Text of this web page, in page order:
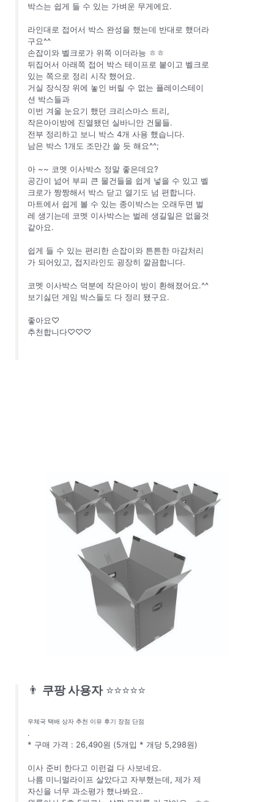
박스는 쉽게 들 수 있는 가벼운 무게에요.
라인대로 접어서 박스 완성을 했는데 반대로 했더라
구요^^
손잡이와 벨크로가 위쪽 이더라능 ㅎㅎ
뒤집어서 아래쪽 접어 박스 테이프로 붙이고 벨크로
있는 쪽으로 정리 시작 했어요.
거실 장식장 위에 놓인 버릴 수 없는 플레이스테이
션 박스들과
이번 겨울 눈요기 했던 크리스마스 트리,
작은아이방에 진열됐던 실바니안 건물들.
전부 정리하고 보니 박스 4개 사용 했습니다.
남은 박스 1개도 조만간 쓸 듯 해요^^;
아 ~~ 코멧 이사박스 정말 좋은데요?
공간이 넖어 부피 큰 물건들을 쉽게 넣을 수 있고 벨
크로가 짱짱해서 박스 닫고 열기도 넘 편합니다.
마트에서 쉽게 볼 수 있는 종이박스는 오래두면 벌
레 생기는데 코멧 이사박스는 벌레 생길일은 없을것
같아요.
쉽게 들 수 있는 편리한 손잡이와 튼튼한 마감처리
가 되어있고, 접지라인도 굉장히 깔끔합니다.
코멧 이사박스 덕분에 작은아이 방이 환해졌어요.^^
보기싫던 게임 박스들도 다 정리 됐구요.
좋아요♡
추천합니다♡♡♡
👨 쿠팡 사용자 ⭐⭐⭐⭐⭐
우체국 택배 상자 추천 이유 후기 장점 단점
.
* 구매 가격 : 26,490원 (5개입 * 개당 5,298원)
이사 준비 한다고 이런걸 다 사보네요.
나름 미니멀라이프 살았다고 자부했는데, 제가 제
자신을 너무 과소평가 했나봐요..